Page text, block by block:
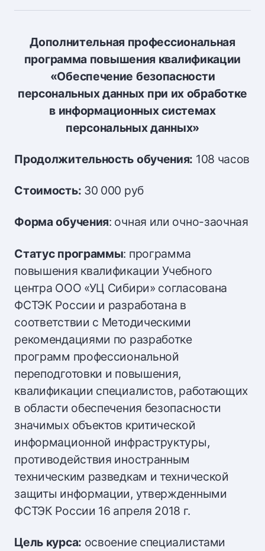
Дополнительная профессиональная
программа повышения квалификации
«Обеспечение безопасности
персональных данных при их обработке
в информационных системах
персональных данных»
Продолжительность обучения: 108 часов
Стоимость: 30 000 руб
Форма обучения: очная или очно-заочная
Статус программы: программа
повышения квалификации Учебного
центра ООО «УЦ Сибири» согласована
ФСТЭК России и разработана в
соответствии с Методическими
рекомендациями по разработке
программ профессиональной
переподготовки и повышения,
квалификации специалистов, работающих
в области обеспечения безопасности
значимых объектов критической
информационной инфраструктуры,
противодействия иностранным
техническим разведкам и технической
защиты информации, утвержденными
ФСТЭК России 16 апреля 2018 г.
Цель курса: освоение специалистами